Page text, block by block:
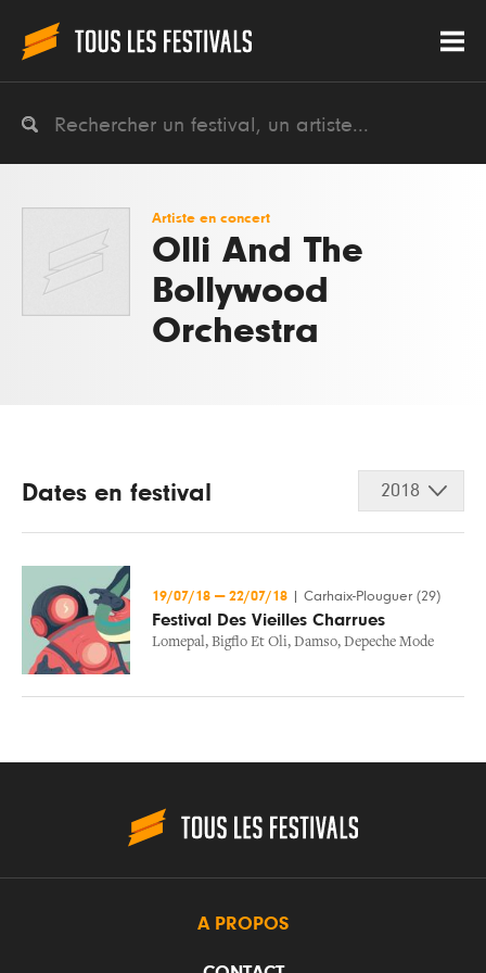
Artiste en concert
Olli And The
Bollywood
Orchestra
Dates en festival 2018
19/07/18 — 22/07/18 Carhaix-Plouguer (29)
Festival Des Vieilles Charrues
Lomepal, Bigflo Et Oli, Damso, Depeche Mode
A PROPOS